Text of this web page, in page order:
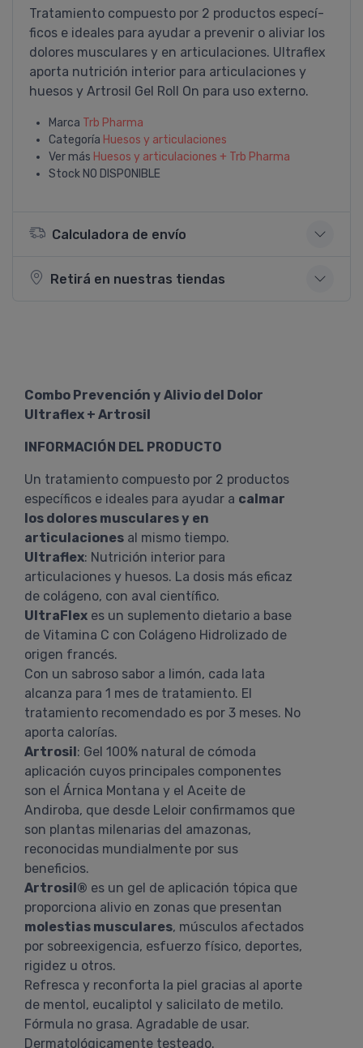
Tratamiento compuesto por 2 productos especí­
ficos e ideales para ayudar a prevenir o aliviar los
dolores musculares y en articulaciones. Ultraflex
aporta nutrición interior para articulaciones y
huesos y Artrosil Gel Roll On para uso externo.
Marca Trb Pharma
Categoría Huesos y articulaciones
Ver más Huesos y articulaciones + Trb Pharma
Stock NO DISPONIBLE
Calculadora de envío
Retirá en nuestras tiendas
Combo Prevención y Alivio del Dolor
Ultraflex + Artrosil
INFORMACIÓN DEL PRODUCTO
Un tratamiento compuesto por 2 productos
específicos e ideales para ayudar a calmar
los dolores musculares y en
articulaciones al mismo tiempo.
Ultraflex: Nutrición interior para
articulaciones y huesos. La dosis más eficaz
de colágeno, con aval científico.
UltraFlex es un suplemento dietario a base
de Vitamina C con Colágeno Hidrolizado de
origen francés.
Con un sabroso sabor a limón, cada lata
alcanza para 1 mes de tratamiento. El
tratamiento recomendado es por 3 meses. No
aporta calorías.
Artrosil: Gel 100% natural de cómoda
aplicación cuyos principales componentes
son el Árnica Montana y el Aceite de
Andiroba, que desde Leloir confirmamos que
son plantas milenarias del amazonas,
reconocidas mundialmente por sus
beneficios.
Artrosil® es un gel de aplicación tópica que
proporciona alivio en zonas que presentan
molestias musculares, músculos afectados
por sobreexigencia, esfuerzo físico, deportes,
rigidez u otros.
Refresca y reconforta la piel gracias al aporte
de mentol, eucaliptol y salicilato de metilo.
Fórmula no grasa. Agradable de usar.
Dermatológicamente testeado.